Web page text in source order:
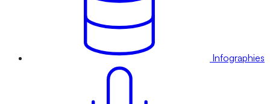
Infographies